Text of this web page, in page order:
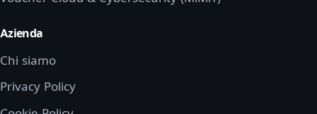
Azienda
Chi siamo
Privacy Policy